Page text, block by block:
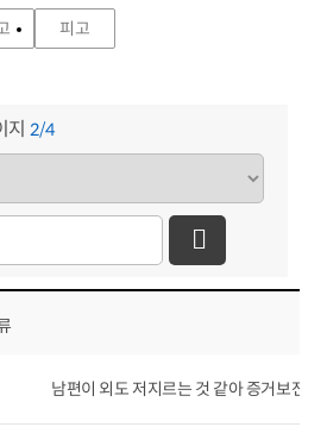
피고
지2/4
남편이 외도 저지르는 것 같아 증거보전